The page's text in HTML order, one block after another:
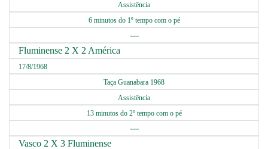
Assistência
6 minutos do 1º tempo com o pé
---
Fluminense 2 X 2 América
17/8/1968
Taça Guanabara 1968
Assistência
13 minutos do 2º tempo com o pé
---
Vasco 2 X 3 Fluminense